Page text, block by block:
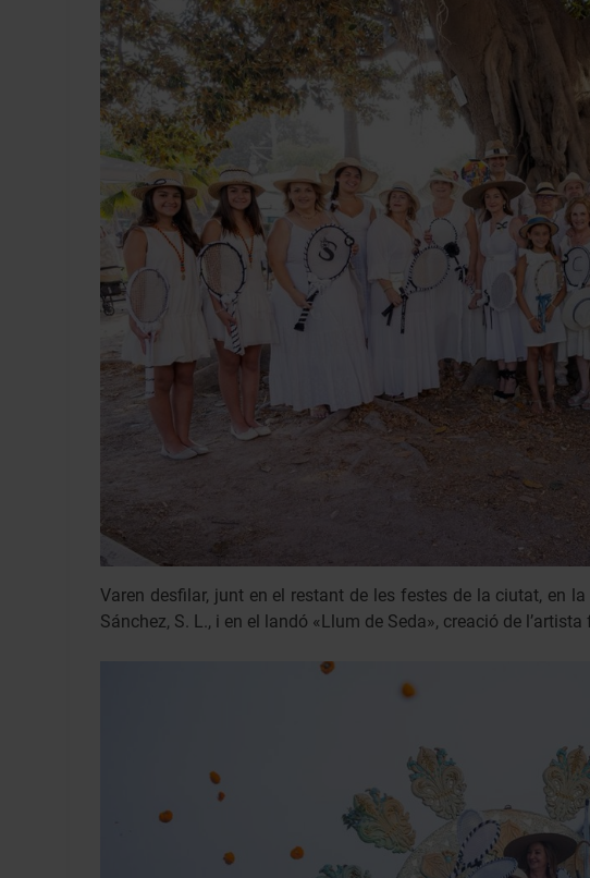
Varen desfilar, junt en el restant de les festes de la ciutat, en
Sánchez, S. L., i en el landó «Llum de Seda», creació de